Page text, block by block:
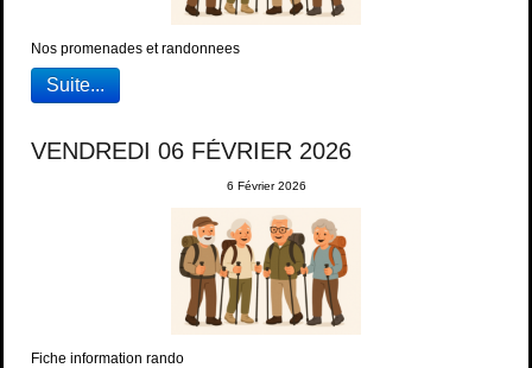
Nos promenades et randonnees
Suite...
VENDREDI 06 FÉVRIER 2026
6 Février 2026
Fiche information rando